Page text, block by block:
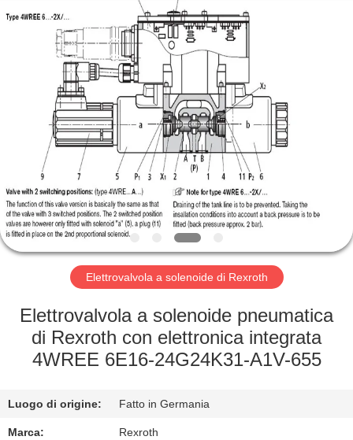
CASA.
PRODOTTI
DI
NOI
VISITA
FABBRICA
CONTROLLO
QUALITÀ
Ephood
Automation
Elettrovalvola a solenoide di Rexroth
Elettrovalvola a solenoide pneumatica
di Rexroth con elettronica integrata
4WREE 6E16-24G24K31-A1V-655
Luogo di origine: Fatto in Germania
Marca: Rexroth